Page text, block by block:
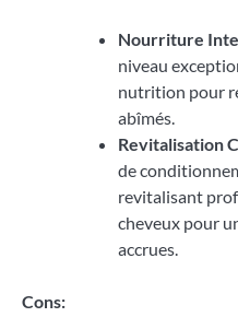
Nourriture
niveau
nutrition pour
abîmés.
Revitalisation
de
revitalisant
cheveux pour
accrues.
Cons: